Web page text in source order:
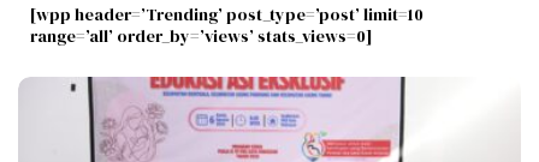
[wpp header=’Trending’ post_type=’post’ limit=10
range=’all’ order_by=’views’ stats_views=0]